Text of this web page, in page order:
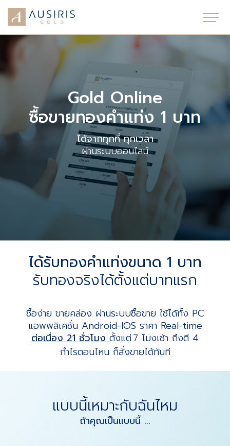
Gold Online
ซื้อขายทองคำแท่ง 1 บาท
ได้จากทุกที่ ทุกเวลา
ผ่านระบบออนไลน์
ได้รับทองคำแท่งขนาด 1 บาท
รับทองจริงได้ตั้งแต่บาทแรก
ซื้อง่าย ขายคล่อง ผ่านระบบซื้อขาย ใช้ได้ทั้ง PC
แอพพลิเคชั่น Android-IOS ราคา Real-time
ต่อเนื่อง 21 ชั่วโมงตั้งแต่7 โมงเช้า ถึงตี 4
กำไรตอนไหน ก็สั่งขายได้ทันที
แบบนี้เหมาะกับฉันไหม
ถ้าคุณเป็นแบบนี้ ...